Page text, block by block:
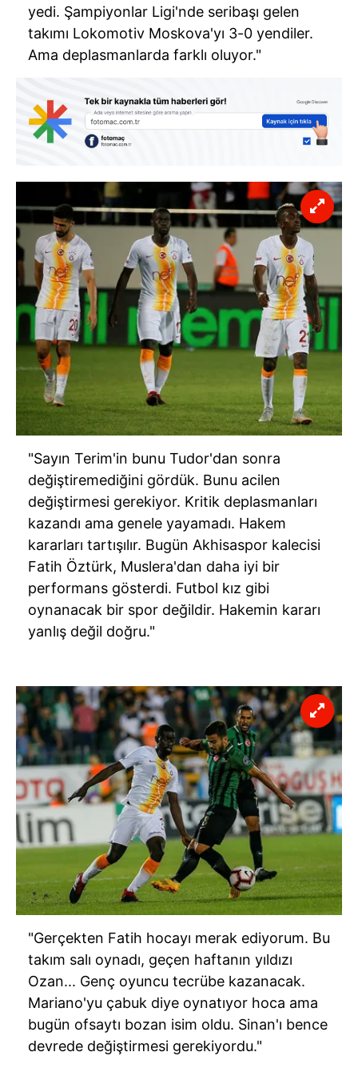
yedi. Şampiyonlar Ligi'nde seribaşı gelen
takımı Lokomotiv Moskova'yı 3-0 yendiler.
Ama deplasmanlarda farklı oluyor."
"Sayın Terim'in bunu Tudor'dan sonra
değiştiremediğini gördük. Bunu acilen
değiştirmesi gerekiyor. Kritik deplasmanları
kazandı ama genele yayamadı. Hakem
kararları tartışılır. Bugün Akhisaspor kalecisi
Fatih Öztürk, Muslera'dan daha iyi bir
performans gösterdi. Futbol kız gibi
oynanacak bir spor değildir. Hakemin kararı
yanlış değil doğru."
"Gerçekten Fatih hocayı merak ediyorum. Bu
takım salı oynadı, geçen haftanın yıldızı
Ozan... Genç oyuncu tecrübe kazanacak.
Mariano'yu çabuk diye oynatıyor hoca ama
bugün ofsaytı bozan isim oldu. Sinan'ı bence
devrede değiştirmesi gerekiyordu."